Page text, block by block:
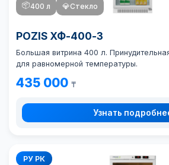
📦400 л 💎Стекло
POZIS ХФ-400-3
Большая витрина 400 л.
для равномерной температуры.
435 000 ₸
Узнать
РУ РК